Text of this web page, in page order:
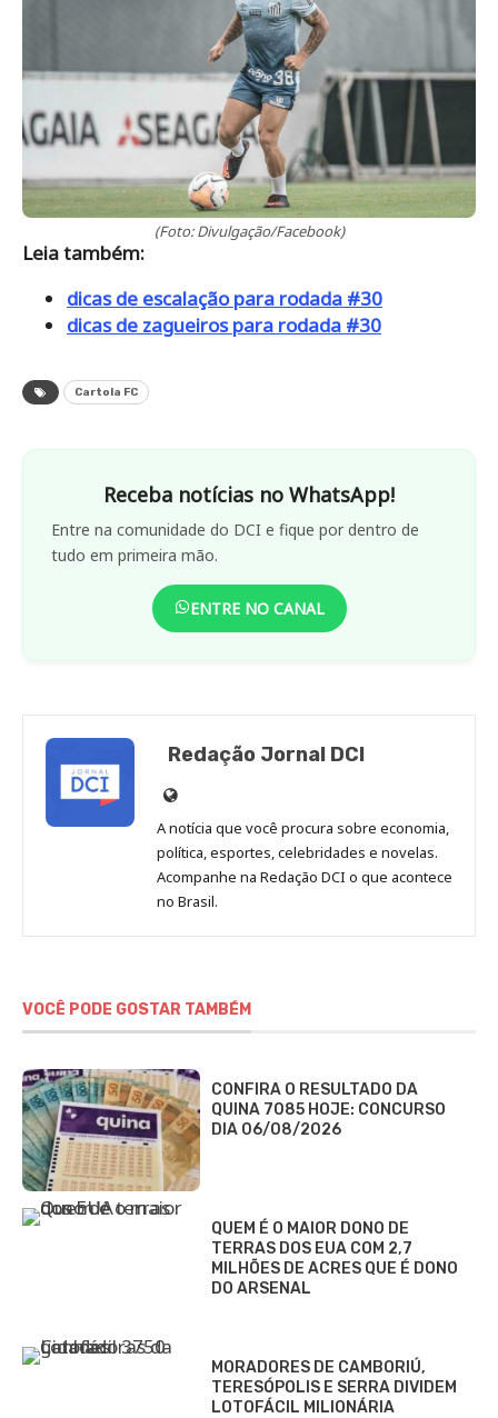
(Foto: Divulgação/Facebook)
Leia também:
dicas de escalação para rodada #30
dicas de zagueiros para rodada #30
Cartola FC
Receba notícias no WhatsApp!
Entre na comunidade do DCI e fique por dentro de
tudo em primeira mão.
ENTRE NO CANAL
Redação Jornal DCI
Site
de
Redação
Jornal
DCI
A notícia que você procura sobre economia,
política, esportes, celebridades e novelas.
Acompanhe na Redação DCI o que acontece
no Brasil.
VOCÊ PODE GOSTAR TAMBÉM
CONFIRA O RESULTADO DA
QUINA 7085 HOJE: CONCURSO
DIA 06/08/2026
QUEM É O MAIOR DONO DE
TERRAS DOS EUA COM 2,7
MILHÕES DE ACRES QUE É DONO
DO ARSENAL
MORADORES DE CAMBORIÚ,
TERESÓPOLIS E SERRA DIVIDEM
LOTOFÁCIL MILIONÁRIA